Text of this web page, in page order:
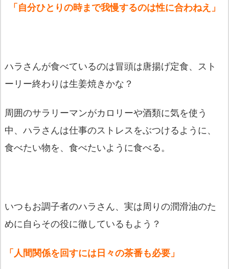
「自分ひとりの時まで我慢するのは性に合わねえ」
ハラさんが食べているのは冒頭は唐揚げ定食、 スト
ーリー終わりは生姜焼きかな？
周囲のサラリーマンがカロリーや酒類に気を使う
中、 ハラさんは仕事のストレスをぶつけるように、
食べたい物を、 食べたいように食べる。
いつもお調子者のハラさん、 実は周りの潤滑油のた
めに自らその役に徹しているもよう？
「人間関係を回すには日々の茶番も必要」